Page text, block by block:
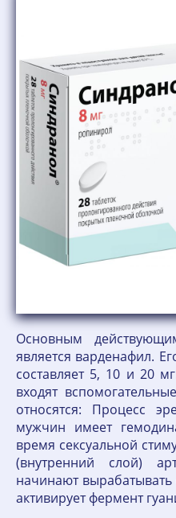
Основным
является варденафил.
составляет 5, 10 и 20
входят
относятся: Процесс
мужчин имеет
время сексуальной
(внутренний слой)
начинают вырабатывать
активирует фермент